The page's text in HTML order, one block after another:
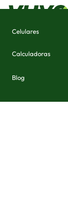
Celulares
Calculadoras
Blog